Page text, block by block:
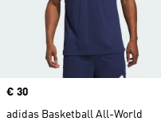
Price
€ 30
adidas Basketball All-World